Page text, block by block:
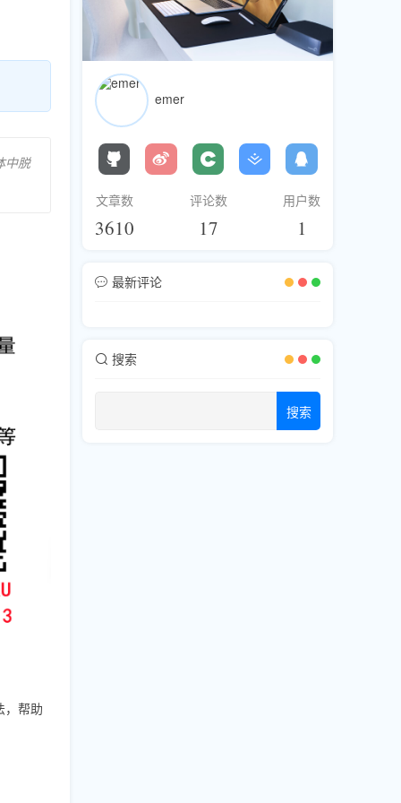
中脱
，帮助
emer
文章数
3610
评论数
17
用户数
1
最新评论
搜索
搜索